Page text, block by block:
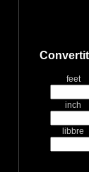
feet
inch
libbre